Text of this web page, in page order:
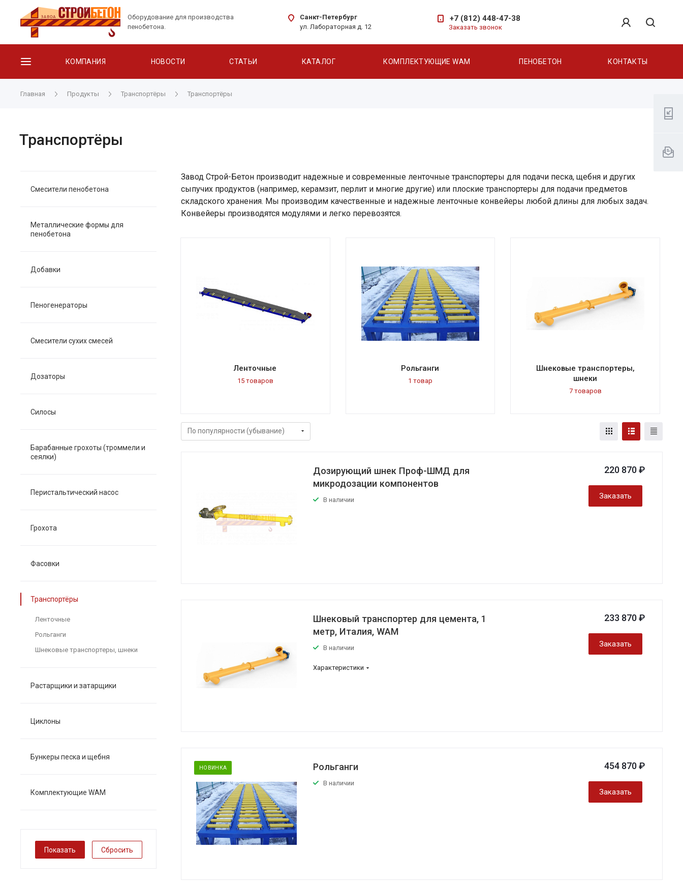
Оборудование для производства
пенобетона.
Санкт-Петербург
ул. Лабораторная д. 12
+7 (812) 448-47-38
Заказать звонок
КОМПАНИЯ НОВОСТИ СТАТЬИ КАТАЛОГ КОМПЛЕКТУЮЩИЕ WAM ПЕНОБЕТОН КОНТАКТЫ
Главная Продукты Транспортёры Транспортёры
Транспортёры
Завод Строй-Бетон производит надежные и современные ленточные транспортеры для подачи песка, щебня и других
сыпучих продуктов (например, керамзит, перлит и многие другие) или плоские транспортеры для подачи предметов
складского хранения. Мы производим качественные и надежные ленточные конвейеры любой длины для любых задач.
Конвейеры производятся модулями и легко перевозятся.
Ленточные
15 товаров
Рольганги
1 товар
Шнековые транспортеры,
шнеки
7 товаров
Дозирующий шнек Проф-ШМД для
микродозации компонентов
В наличии
220 870 ₽
Заказать
Шнековый транспортер для цемента, 1
метр, Италия, WAM
В наличии
Характеристики
233 870 ₽
Заказать
НОВИНКА Рольганги
В наличии
454 870 ₽
Заказать
Смесители пенобетона
Металлические формы для
пенобетона
Добавки
Пеногенераторы
Смесители сухих смесей
Дозаторы
Силосы
Барабанные грохоты (троммели и
сеялки)
Перистальтический насос
Грохота
Фасовки
Транспортёры
Ленточные
Рольганги
Шнековые транспортеры, шнеки
Растарщики и затарщики
Циклоны
Бункеры песка и щебня
Комплектующие WAM
Сбросить